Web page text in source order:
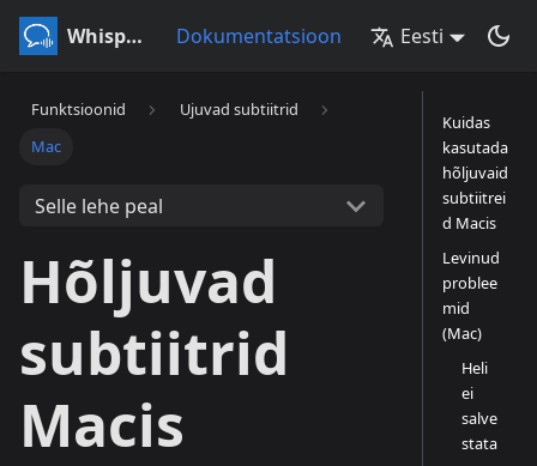
Whisperr Dokumentatsioon Eesti
Funktsioonid
Ujuvad subtiitrid
Mac
Selle lehe peal
Hõljuvad
subtiitrid
Macis
Kuidas
kasutada
hõljuvaid
subtiitrei
d Macis
Levinud
problee
mid
(Mac)
Heli
ei
salve
stata